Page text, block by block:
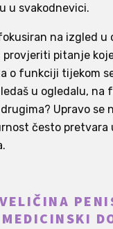
u svakodnevici.
na izgled u
pitanje
o funkciji tijekom
u ogledalu, na
Upravo se
često